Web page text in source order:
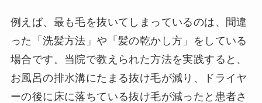
例えば、最も毛を抜いてしまっているのは、間違
った「洗髪方法」や「髪の乾かし方」をしている
場合です。当院で教えられた方法を実践すると、
お風呂の排水溝にたまる抜け毛が減り、ドライヤ
ーの後に床に落ちている抜け毛が減ったと患者さ